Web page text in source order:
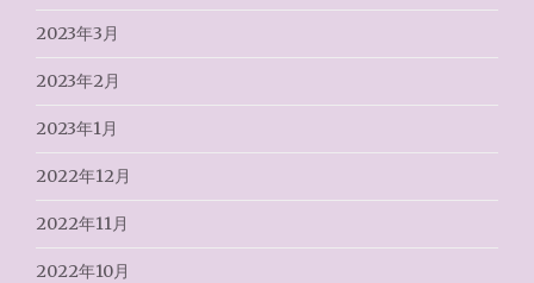
2023年3月
2023年2月
2023年1月
2022年12月
2022年11月
2022年10月